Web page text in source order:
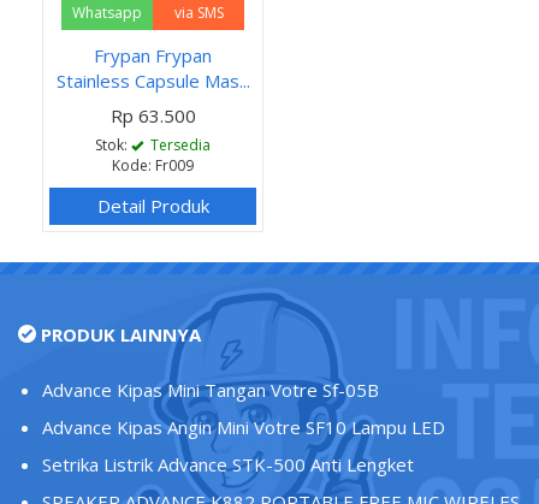
Whatsapp via SMS
Frypan Frypan
Stainless Capsule Mas...
Rp 63.500
Stok:
Tersedia
Kode: Fr009
Detail Produk
PRODUK LAINNYA
Advance Kipas Mini Tangan Votre Sf-05B
Advance Kipas Angin Mini Votre SF10 Lampu LED
Setrika Listrik Advance STK-500 Anti Lengket